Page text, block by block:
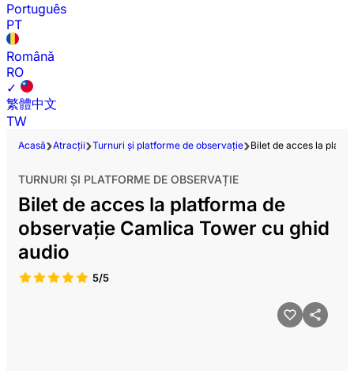
Português
PT
Română
RO
✓
繁體中文
TW
Acasă Atracții Turnuri și platforme de observație Bilet de acces la
TURNURI ȘI PLATFORME DE OBSERVAȚIE
Bilet de acces la platforma de
observație Camlica Tower cu ghid
audio
5/5